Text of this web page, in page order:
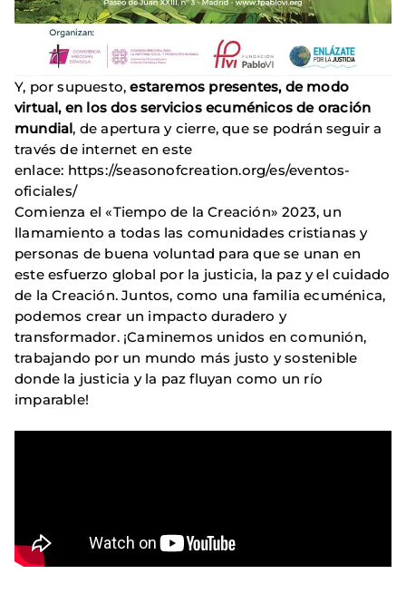
Y, por supuesto,estaremos presentes, de modo
virtual, en los dos servicios ecuménicos de oración
mundial, de apertura y cierre, que se podrán seguir a
través de internet en este
enlace: https://seasonofcreation.org/es/eventos-
oficiales/
Comienza el «Tiempo de la Creación» 2023, un
llamamiento a todas las comunidades cristianas y
personas de buena voluntad para que se unan en
este esfuerzo global por la justicia, la paz y el cuidado
de la Creación. Juntos, como una familia ecuménica,
podemos crear un impacto duradero y
transformador. ¡Caminemos unidos en comunión,
trabajando por un mundo más justo y sostenible
donde la justicia y la paz fluyan como un río
imparable!